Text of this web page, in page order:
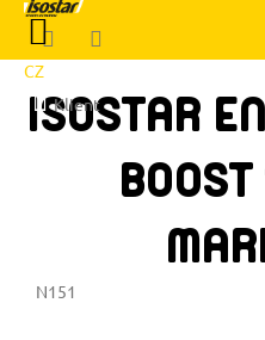
Prejsť
obsah
CZ
Klient
NÁKUPNÝ
KOŠÍK
ISOSTAR
N151